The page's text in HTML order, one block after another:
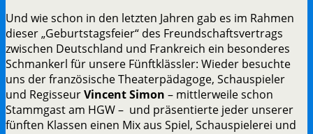
Und wie schon in den letzten Jahren gab es im Rahmen
dieser „Geburtstagsfeier“ des Freundschaftsvertrags
zwischen Deutschland und Frankreich ein besonderes
Schmankerl für unsere Fünftklässler: Wieder besuchte
uns der französische Theaterpädagoge, Schauspieler
und RegisseurVincent Simon – mittlerweile schon
Stammgast am HGW – und präsentierte jeder unserer
fünften Klassen einen Mix aus Spiel, Schauspielerei und